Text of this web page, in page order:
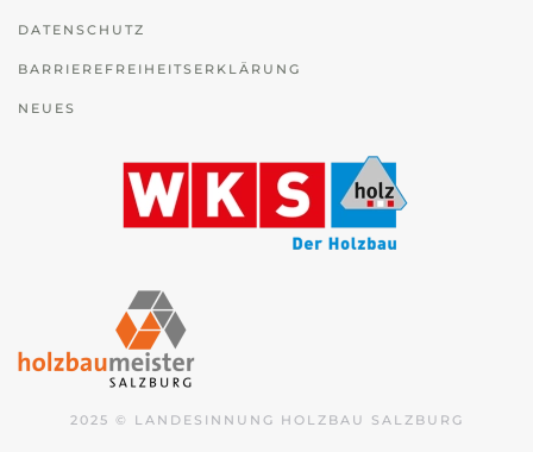
DATENSCHUTZ
BARRIEREFREIHEITSERKLÄRUNG
NEUES
2025 © LANDESINNUNG HOLZBAU SALZBURG